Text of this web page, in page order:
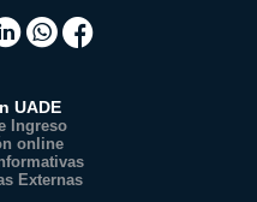
UADE
Ingreso
online
Externas